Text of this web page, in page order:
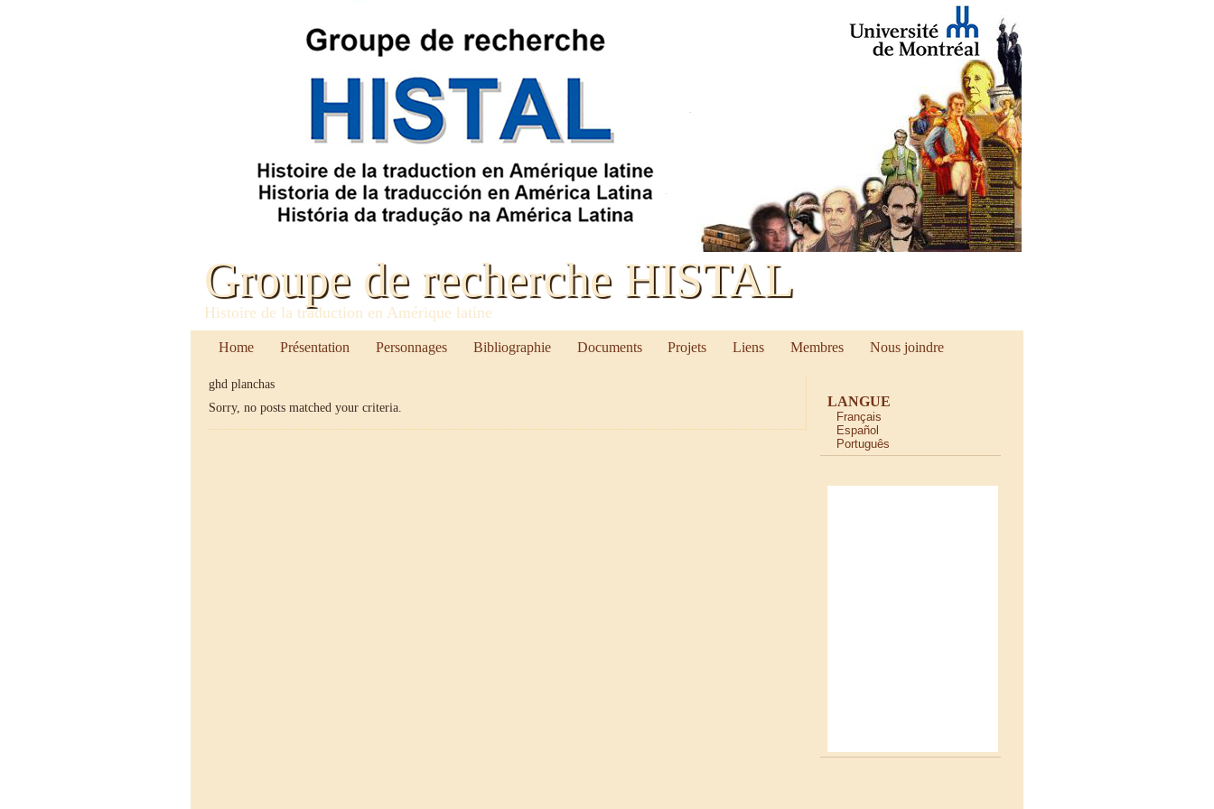
Groupe de recherche HISTAL
Histoire de la traduction en Amérique latine
Home Présentation Personnages Bibliographie Documents Projets Liens Membres Nous joindre
ghd planchas
Sorry, no posts matched your criteria.
LANGUE
Français
Español
Português